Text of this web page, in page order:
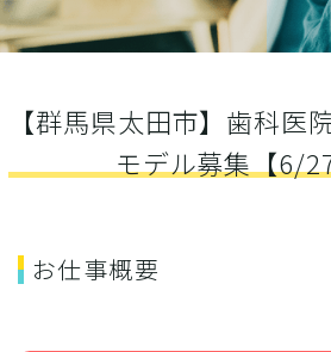
【群馬県太田市】歯科医
モデル募集【6/
お仕事概要